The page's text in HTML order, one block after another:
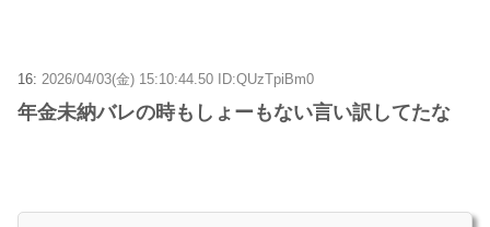
16: 2026/04/03(金) 15:10:44.50 ID:QUzTpiBm0
年金未納バレの時もしょーもない言い訳してたな